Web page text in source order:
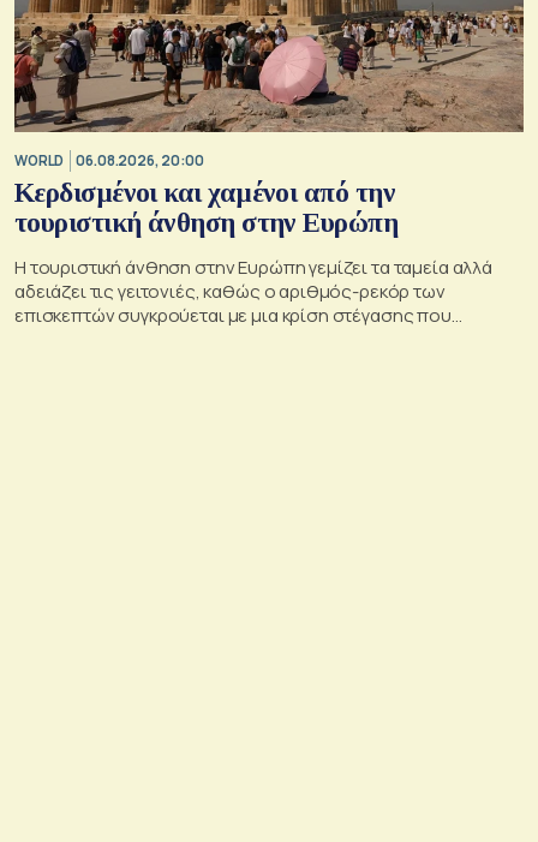
WORLD 06.08.2026, 20:00
Κερδισμένοι και χαμένοι από την
τουριστική άνθηση στην Ευρώπη
Η τουριστική άνθηση στην Ευρώπη γεμίζει τα ταμεία αλλά
αδειάζει τις γειτονιές, καθώς ο αριθμός-ρεκόρ των
επισκεπτών συγκρούεται με μια κρίση στέγασης που